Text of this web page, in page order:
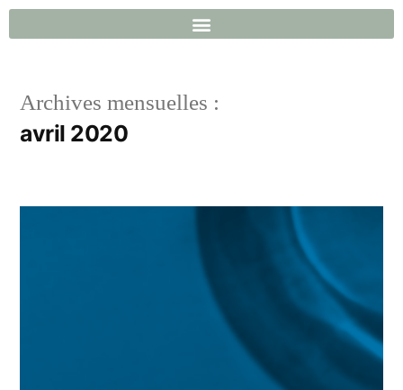
Archives mensuelles :
avril 2020